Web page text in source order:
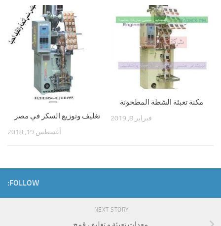
تغليف وتوزيع السكر في مصر
أغسطس 19, 2018
مكنة تعبئة الشطة المطحونة
فبراير 8, 2019
FOLLOW:
NEXT STORY